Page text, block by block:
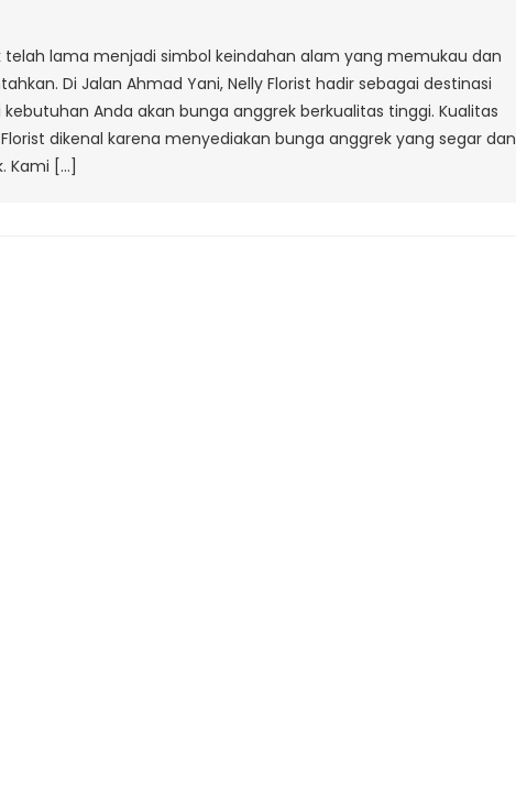
Ahmad
Yani
telah lama menjadi simbol keindahan alam yang memukau dan
Di Jalan Ahmad Yani, Nelly Florist hadir sebagai destinasi
Anda akan bunga anggrek berkualitas tinggi. Kualitas
Florist dikenal karena menyediakan bunga anggrek yang segar dan
Kami […]